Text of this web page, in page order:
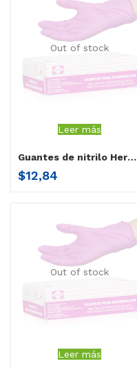
Out of stock
Leer más
Guantes de nitrilo Herenco rosado pequeño
$12,84
Out of stock
Leer más